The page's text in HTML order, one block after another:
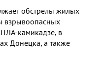
обстрелы жилых
взрывоопасных
камикадзе, в
Донецка, а также